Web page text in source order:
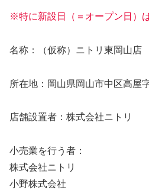
※特に新設日（＝オープン日）
名称：（仮称）ニトリ東岡山店
所在地：岡山県岡山市中区高屋
店舗設置者：株式会社ニトリ
小売業を行う者：
株式会社ニトリ
小野株式会社